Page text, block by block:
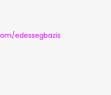
edessegbazis